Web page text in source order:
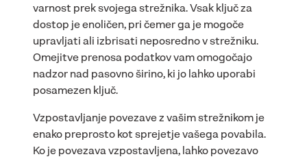
varnost prek svojega strežnika. Vsak ključ za
dostop je enoličen, pri čemer ga je mogoče
upravljati ali izbrisati neposredno v strežniku.
Omejitve prenosa podatkov vam omogočajo
nadzor nad pasovno širino, ki jo lahko uporabi
posamezen ključ.
Vzpostavljanje povezave z vašim strežnikom je
enako preprosto kot sprejetje vašega povabila.
Ko je povezava vzpostavljena, lahko povezavo